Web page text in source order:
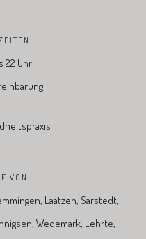
22 Uhr
VON:
Laatzen, Sarstedt,
Wedemark, Lehrte,